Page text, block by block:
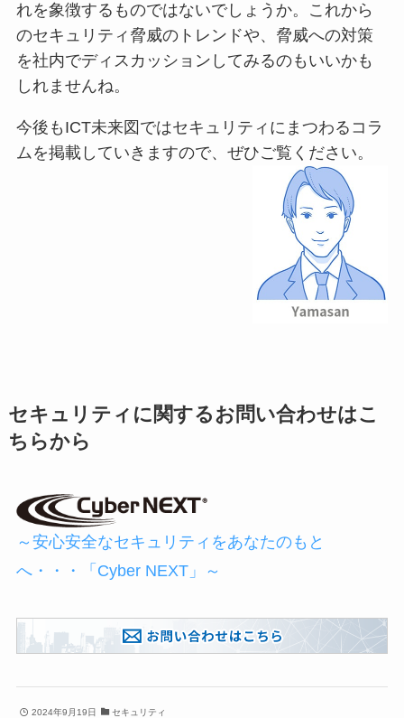
れを象徴するものではないでしょうか。これから
のセキュリティ脅威のトレンドや、脅威への対策
を社内でディスカッションしてみるのもいいかも
しれませんね。
今後もICT未来図ではセキュリティにまつわるコラ
ムを掲載していきますので、ぜひご覧ください。
セキュリティに関するお問い合わせはこ
ちらから
～安心安全なセキュリティをあなたのもと
へ・・・「Cyber NEXT」～
2024年9月19日 セキュリティ